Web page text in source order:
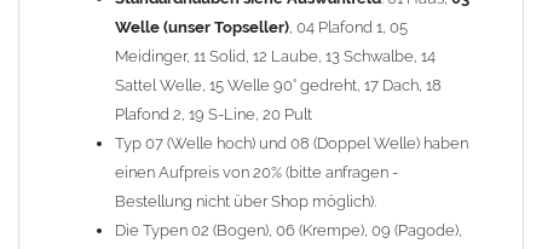
Nachnahme anbieten!
Lieferzeit: ca. 1-2 Wochen nach Zahlungseingang
Sonderanfertigung: Die Kaminhaube wird kundenspezifisch
angefertigt - keine Rücknahme möglich!
Welle (unser Topseller), 04 Plafond 1, 05
Meidinger, 11 Solid, 12 Laube, 13 Schwalbe, 14
Sattel Welle, 15 Welle 90° gedreht, 17 Dach, 18
Plafond 2, 19 S-Line, 20 Pult
Typ 07 (Welle hoch) und 08 (Doppel Welle) haben
einen Aufpreis von 20% (bitte anfragen -
Bestellung nicht über Shop möglich).
Die Typen 02 (Bogen), 06 (Krempe), 09 (Pagode),